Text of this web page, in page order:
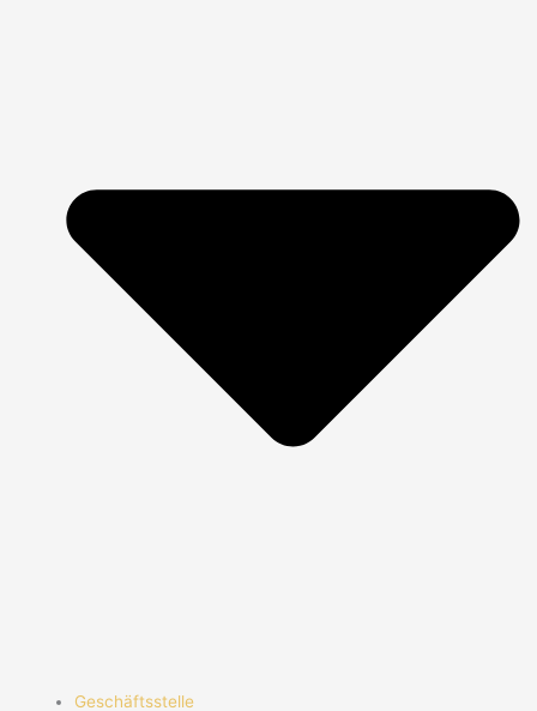
Geschäftsstelle